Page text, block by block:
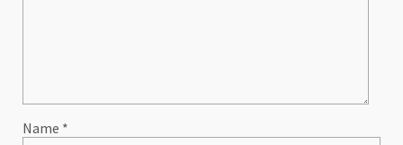
Name *